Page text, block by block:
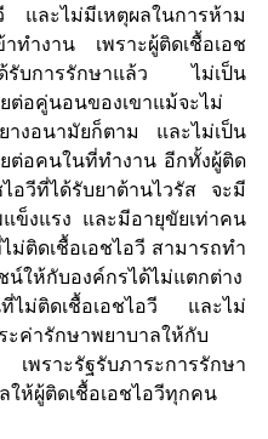
และไม่มีเหตุผลในการห้าม
าทำงาน เพราะผู้ติดเชื้อเอช
ด้รับการรักษาแล้ว ไม่เป็น
ต่อคู่นอนของเขาแม้จะไม่
างอนามัยก็ตาม และไม่เป็น
ต่อคนในที่ทำงาน อีกทั้งผู้ติด
ไอวีที่ได้รับยาต้านไวรัส จะมี
ข็งแรง และมีอายุขัยเท่าคน
ม่ติดเชื้อเอชไอวี สามารถทำ
น์ให้กับองค์กรได้ไม่แตกต่าง
ไม่ติดเชื้อเอชไอวี และไม่
ะค่ารักษาพยาบาลให้กับ
เพราะรัฐรับภาระการรักษา
ให้ผู้ติดเชื้อเอชไอวีทุกคน